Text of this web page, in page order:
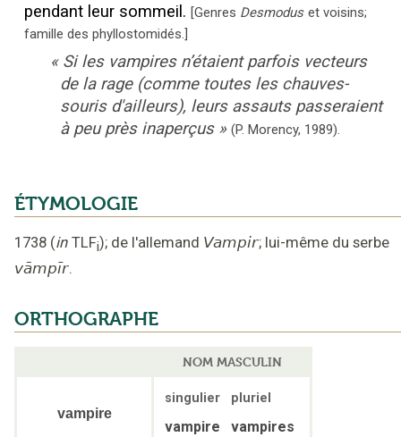
pendant leur sommeil. [Genres Desmodus et voisins;
famille des phyllostomidés.]
« Si les vampires n’étaient parfois vecteurs
de la rage (comme toutes les chauves-
souris d'ailleurs), leurs assauts passeraient
à peu près inaperçus » (P. Morency, 1989).
ÉTYMOLOGIE
1738 (in TLFi); de l'allemand Vampir; lui-même du serbe
vāmpīr.
ORTHOGRAPHE
NOM MASCULIN
vampire
singulier pluriel
vampire vampires